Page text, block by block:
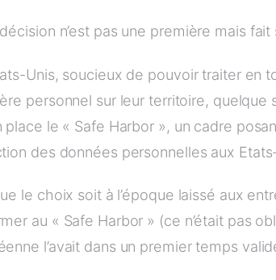
n’est pas une première mais
Unis, soucieux de pouvoir traiter en
personnel sur leur territoire, quelque
place le « Safe Harbor », un cadre
des données personnelles aux
le choix soit à l’époque laissé aux
au « Safe Harbor » (ce n’était pas
l’avait dans un premier temps